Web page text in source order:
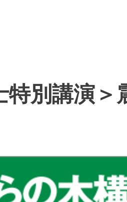
別講演＞